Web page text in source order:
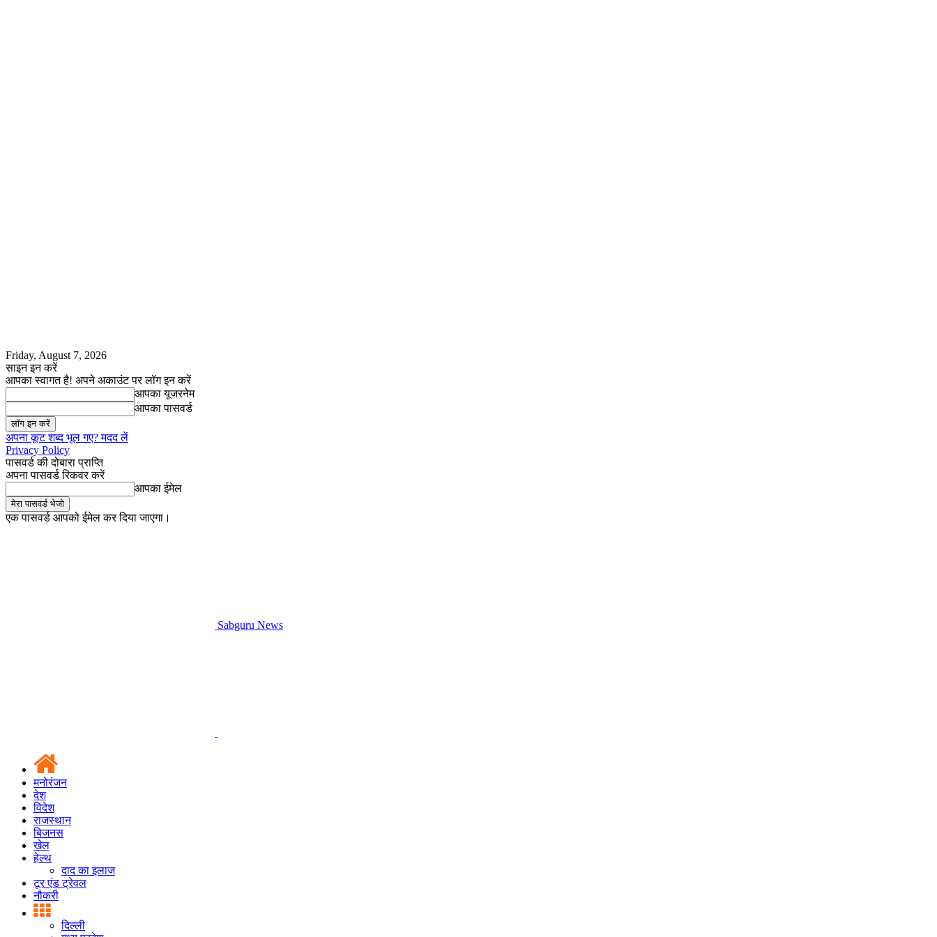
Friday, August 7, 2026
साइन इन करें
आपका स्वागत है! अपने अकाउंट पर लॉग इन करें
आपका यूजरनेम
आपका पासवर्ड
अपना कूट शब्द भूल गए? मदद लें
Privacy Policy
पासवर्ड की दोबारा प्राप्ति
अपना पासवर्ड रिकवर करें
आपका ईमेल
एक पासवर्ड आपको ईमेल कर दिया जाएगा।
Sabguru News
मनोरंजन
देश
विदेश
राजस्थान
बिजनस
खेल
हेल्थ
दाद का इलाज
टूर एंड ट्रेवल
नौकरी
दिल्ली